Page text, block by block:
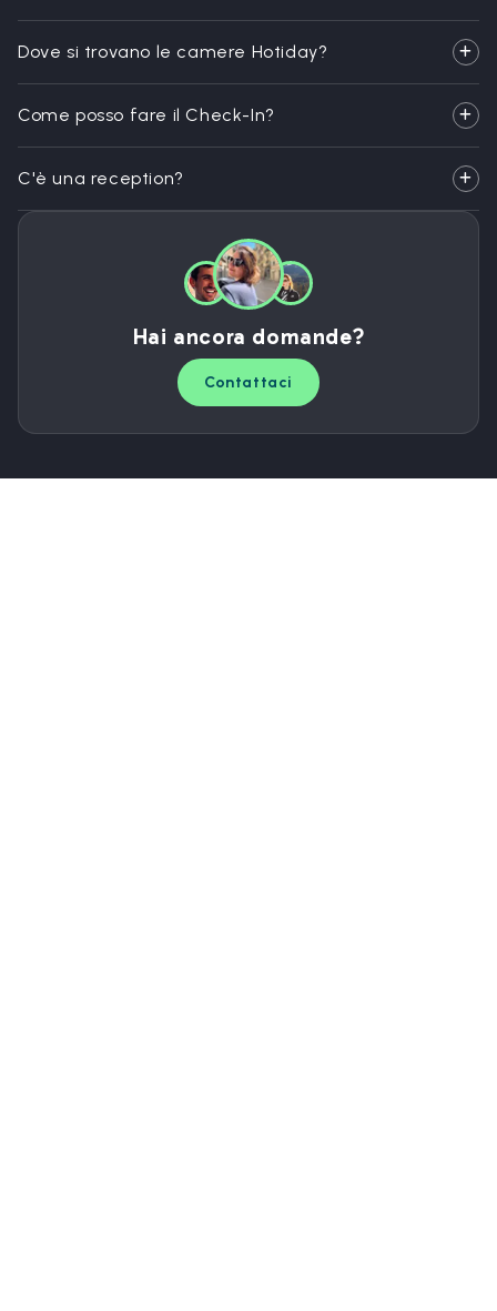
Dove si trovano le camere Hotiday?
Come posso fare il Check-In?
C'è una reception?
Hai ancora domande?
Contattaci